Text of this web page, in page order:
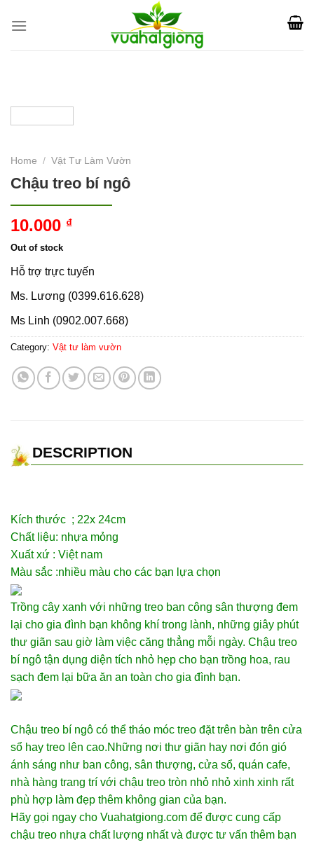
Home / Vật Tư Làm Vườn
Chậu treo bí ngô
10.000 ₫
Out of stock
Hỗ trợ trực tuyến
Ms. Lương (0399.616.628)
Ms Linh (0902.007.668)
Category: Vật tư làm vườn
DESCRIPTION
Kích thước ; 22x 24cm
Chất liệu: nhựa mỏng
Xuất xứ : Việt nam
Màu sắc :nhiều màu cho các bạn lựa chọn
Trồng cây xanh với những treo ban công sân thượng đem
lại cho gia đình bạn không khí trong lành, những giây phút
thư giãn sau giờ làm việc căng thẳng mỗi ngày. Chậu treo
bí ngô tận dụng diện tích nhỏ hẹp cho bạn trồng hoa, rau
sạch đem lại bữa ăn an toàn cho gia đình bạn.
Chậu treo bí ngô có thể tháo móc treo đặt trên bàn trên cửa
sổ hay treo lên cao.Những nơi thư giãn hay nơi đón gió
ánh sáng như ban công, sân thượng, cửa sổ, quán cafe,
nhà hàng trang trí với chậu treo tròn nhỏ nhỏ xinh xinh rất
phù hợp làm đẹp thêm không gian của bạn.
Hãy gọi ngay cho Vuahatgiong.com để được cung cấp
chậu treo nhựa chất lượng nhất và được tư vấn thêm bạn